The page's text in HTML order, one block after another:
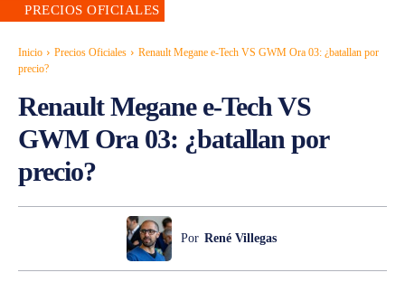
PRECIOS OFICIALES
Inicio Precios Oficiales
Renault Megane e-Tech VS GWM Ora 03: ¿batallan por
precio?
Renault Megane e-Tech VS
GWM Ora 03: ¿batallan por
precio?
Por René Villegas